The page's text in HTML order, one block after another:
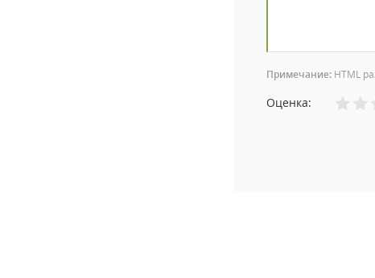
Примечание: HTML
Оценка: